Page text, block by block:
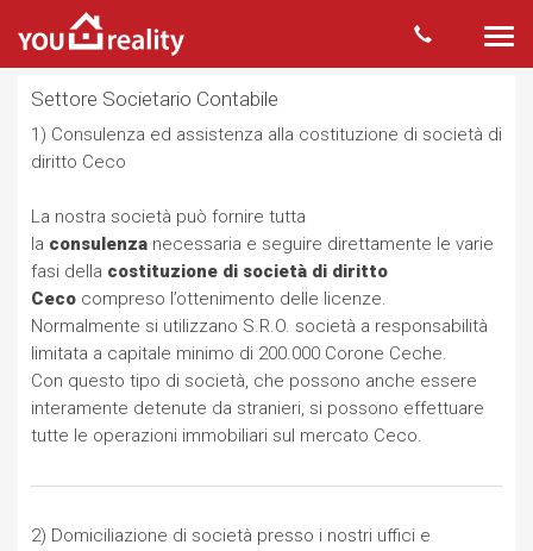
Settore Societario Contabile
1) Consulenza ed assistenza alla costituzione di società di
diritto Ceco
La nostra società può fornire tutta
la consulenza necessaria e seguire direttamente le varie
fasi della costituzione di società di diritto
Ceco compreso l’ottenimento delle licenze.
Normalmente si utilizzano S.R.O. società a responsabilità
limitata a capitale minimo di 200.000 Corone Ceche.
Con questo tipo di società, che possono anche essere
interamente detenute da stranieri, si possono effettuare
tutte le operazioni immobiliari sul mercato Ceco.
2) Domiciliazione di società presso i nostri uffici e